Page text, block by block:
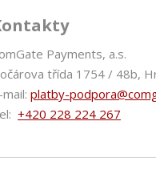
Payments, a.s.
třída 1754 / 48b,
mail: platby-
+420 228 224 267